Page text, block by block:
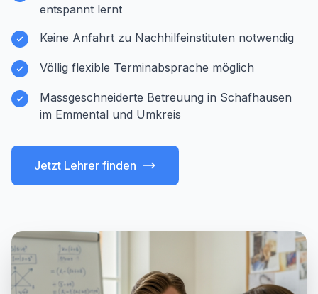
entspannt lernt
Keine Anfahrt zu Nachhilfeinstituten notwendig
Völlig flexible Terminabsprache möglich
Massgeschneiderte Betreuung in Schafhausen
im Emmental und Umkreis
Jetzt Lehrer finden